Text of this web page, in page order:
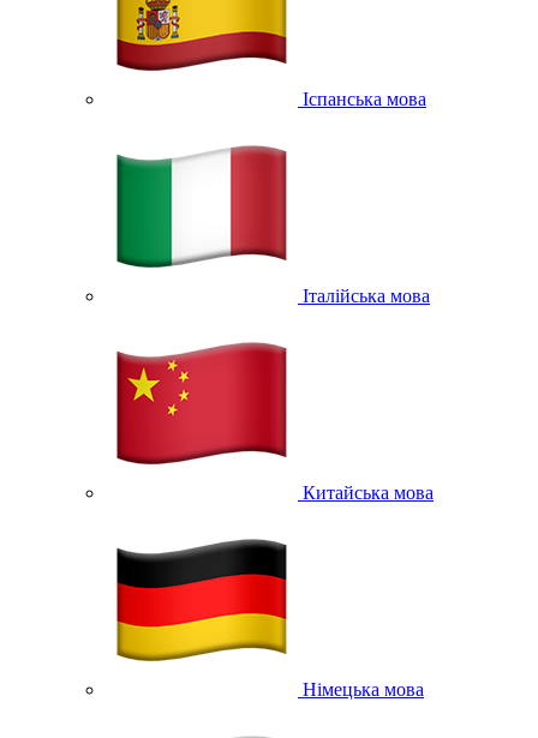
Іспанська мова
Італійська мова
Китайська мова
Німецька мова